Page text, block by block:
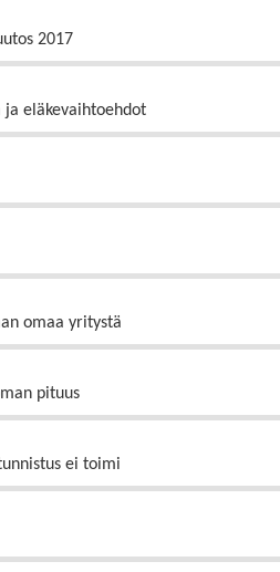
2017
ja eläkevaihtoehdot
omaa yritystä
pituus
ei toimi